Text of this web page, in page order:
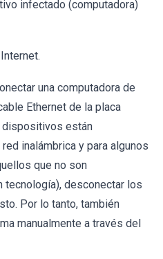
infectado (computadora)
una computadora de
Ethernet de la placa
dispositivos están
inalámbrica y para algunos
que no son
tecnología), desconectar los
Por lo tanto, también
manualmente a través del